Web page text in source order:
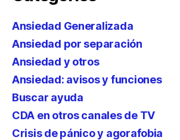
Ansiedad Generalizada
Ansiedad por separación
Ansiedad y otros
Ansiedad: avisos y funciones
Buscar ayuda
CDA en otros canales de TV
Crisis de pánico y agorafobia